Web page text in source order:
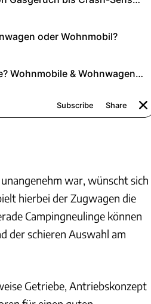
war, wünscht sich
hierbei der Zugwagen die
Campingneulinge können
der schieren Auswahl am
Getriebe, Antriebskonzept